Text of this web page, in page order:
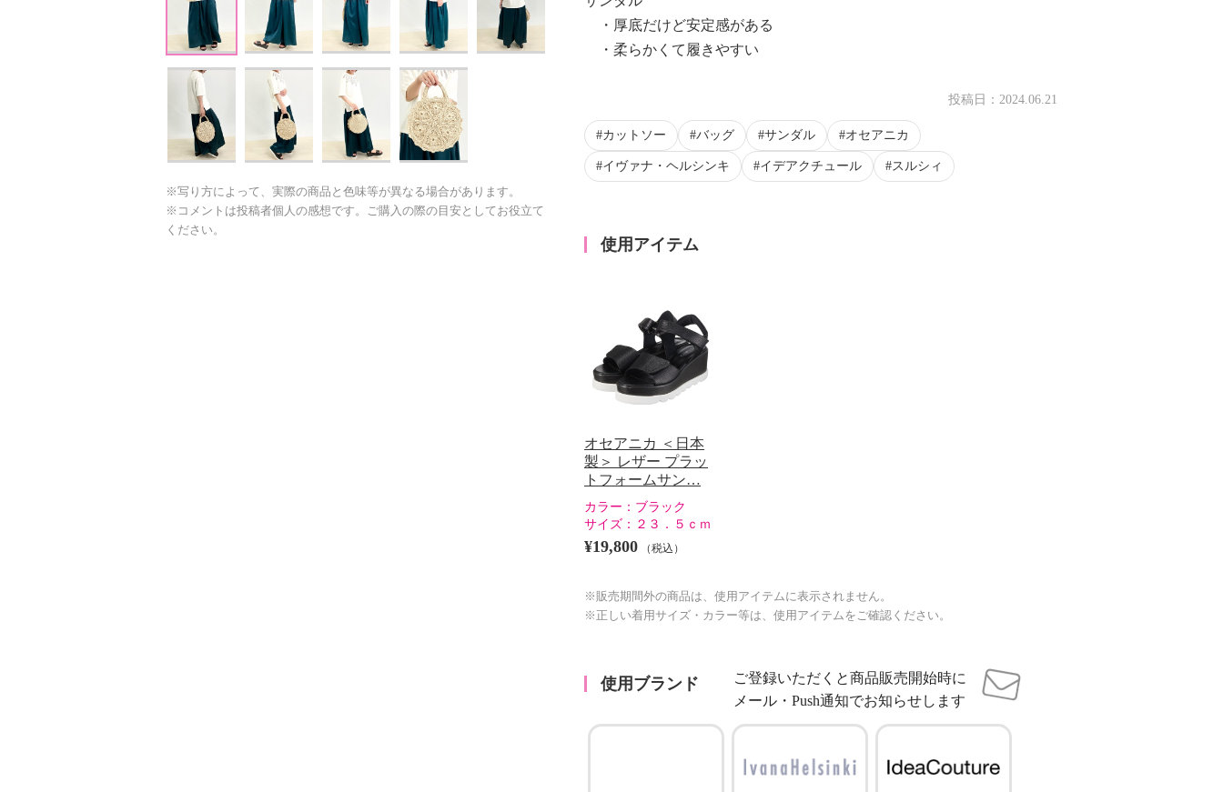
※写り方によって、実際の商品と色味等が異なる場合があります。
※コメントは投稿者個人の感想です。ご購入の際の目安としてお役立て
ください。
・厚底だけど安定感がある
・柔らかくて履きやすい
投稿日： 2024.06.21
カットソー バッグ サンダル オセアニカ
イヴァナ・ヘルシンキ イデアクチュール スルシィ
使用アイテム
オセアニカ ＜日本
製＞ レザー プラッ
トフォームサン…
カラー： ブラック
サイズ： ２３．５ｃｍ
¥19,800 （税込）
※販売期間外の商品は、使用アイテムに表示されません。
※正しい着用サイズ・カラー等は、使用アイテムをご確認ください。
使用ブランド
ご登録いただくと商品販売開始時に
メール・Push通知でお知らせします